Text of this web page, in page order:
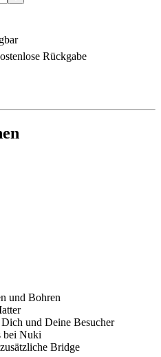
Rückgabe
und Bohren
und Deine Besucher
bei Nuki
Bridge